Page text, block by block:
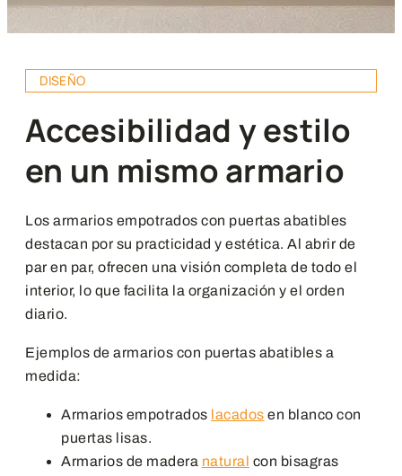
DISEÑO
Accesibilidad y estilo
en un mismo armario
Los armarios empotrados con puertas abatibles
destacan por su practicidad y estética. Al abrir de
par en par, ofrecen una visión completa de todo el
interior, lo que facilita la organización y el orden
diario.
Ejemplos de armarios con puertas abatibles a
medida:
Armarios empotrados lacados en blanco con
puertas lisas.
Armarios de madera natural con bisagras